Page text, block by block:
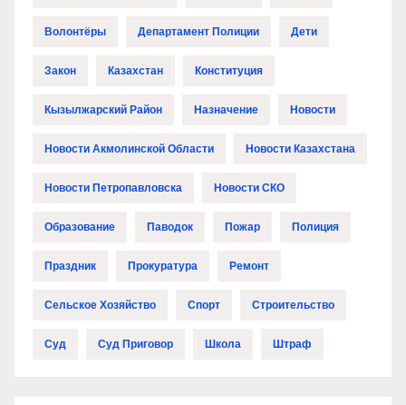
Волонтёры Департамент Полиции Дети
Закон Казахстан Конституция
Кызылжарский Район Назначение Новости
Новости Акмолинской Области Новости Казахстана
Новости Петропавловска Новости СКО
Образование Паводок Пожар Полиция
Праздник Прокуратура Ремонт
Сельское Хозяйство Спорт Строительство
Суд Суд Приговор Школа Штраф